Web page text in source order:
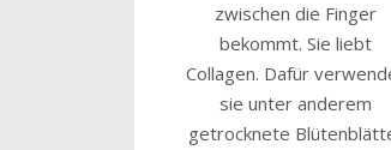
zwischen die Finger
bekommt. Sie liebt
Collagen. Dafür
sie unter anderem
getrocknete